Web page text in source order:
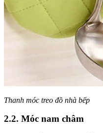
Thanh móc treo đồ nhà bếp
2.2. Móc nam châm